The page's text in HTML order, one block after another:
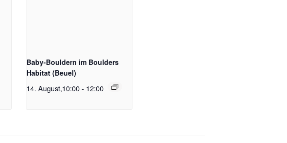
Baby-Bouldern im Boulders
Habitat (Beuel)
14. August,10:00 - 12:00